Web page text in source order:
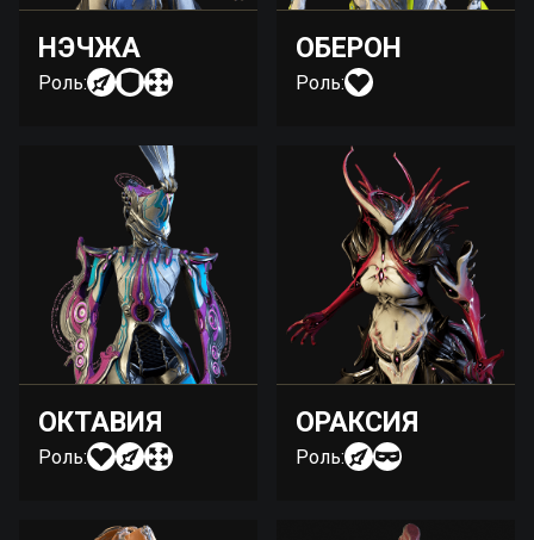
НЭЧЖА
Роль:
ОБЕРОН
Роль:
ОКТАВИЯ
Роль:
ОРАКСИЯ
Роль: